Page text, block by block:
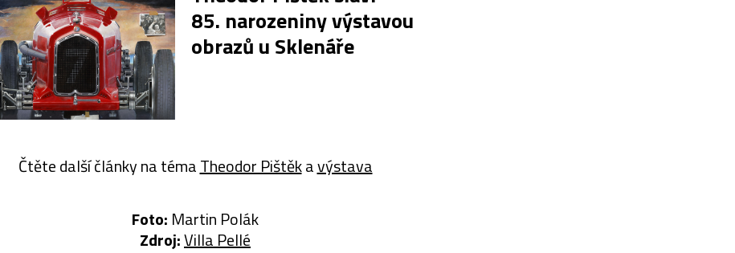
85. narozeniny výstavou
obrazů u Sklenáře
Čtěte další články na témaTheodor Pištěkavýstava
Foto: Martin Polák
Zdroj:Villa Pellé